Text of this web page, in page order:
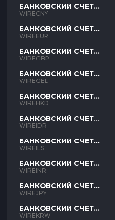
БАНКОВСКИЙ СЧЕТ
CNY
WIRECNY
БАНКОВСКИЙ СЧЕТ
EUR
WIREEUR
БАНКОВСКИЙ СЧЕТ
GBP
WIREGBP
БАНКОВСКИЙ СЧЕТ
GEL
WIREGEL
БАНКОВСКИЙ СЧЕТ
HKD
WIREHKD
БАНКОВСКИЙ СЧЕТ
IDR
WIREIDR
БАНКОВСКИЙ СЧЕТ
ILS
WIREILS
БАНКОВСКИЙ СЧЕТ
INR
WIREINR
БАНКОВСКИЙ СЧЕТ
JPY
WIREJPY
БАНКОВСКИЙ СЧЕТ
KRW
WIREKRW